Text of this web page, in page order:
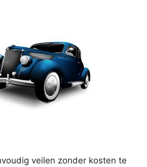
veilen zonder kosten te